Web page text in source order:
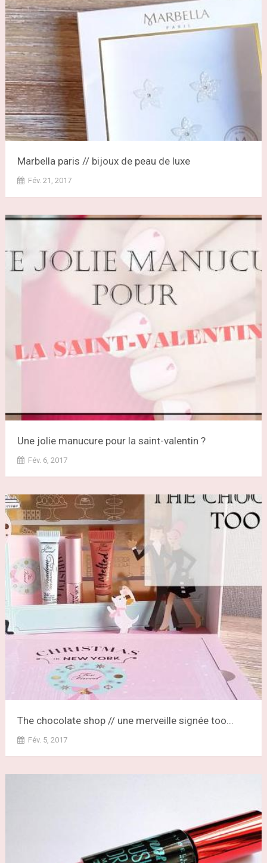
Marbella paris // bijoux de peau de luxe
Fév. 21, 2017
Une jolie manucure pour la saint-valentin ?
Fév. 6, 2017
The chocolate shop // une merveille signée too...
Fév. 5, 2017